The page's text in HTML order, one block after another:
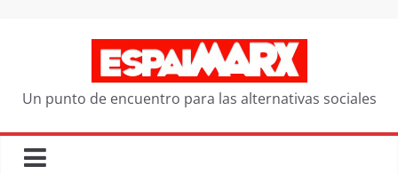
Un punto de encuentro para las alternativas sociales